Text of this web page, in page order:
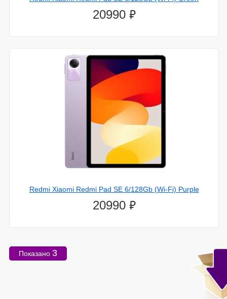
20990 ⃏
Redmi Xiaomi Redmi Pad SE 6/128Gb (Wi-Fi) Purple
20990 ⃏
Показано 3